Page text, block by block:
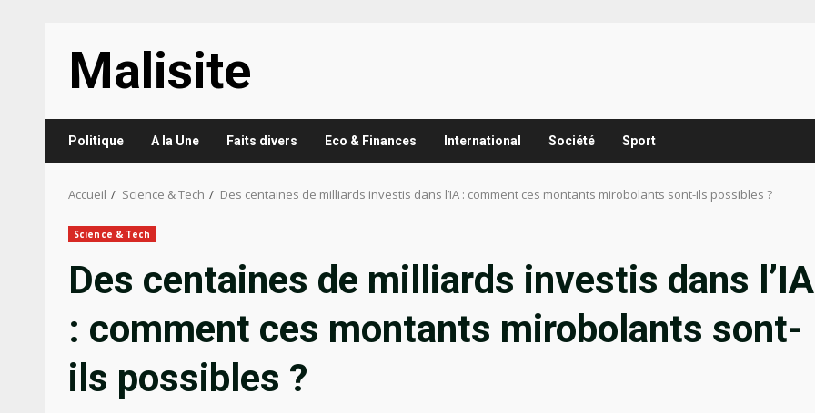
contenu
Malisite
Politique A la Une Faits divers Eco & Finances International Société Sport
Accueil Science & Tech Des centaines de milliards investis dans l’IA : comment ces montants mirobolants sont-ils possibles ?
Science & Tech
Des centaines de milliards investis dans l’IA
: comment ces montants mirobolants sont-
ils possibles ?